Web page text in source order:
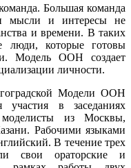
Большая команда
мысли и интересы не
и времени. В таких
люди, которые готовы
Модель ООН создает
личности.
Модели ООН
в заседаниях
из Москвы,
Рабочими языками
В течение трех
свои ораторские и